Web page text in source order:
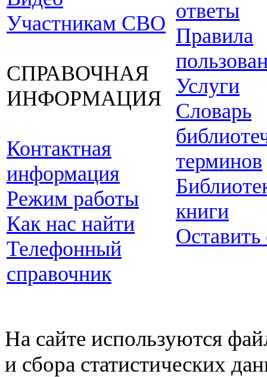
Участникам СВО
СПРАВОЧНАЯ
ИНФОРМАЦИЯ
Контактная
информация
Режим работы
Как нас найти
Телефонный
справочник
ответы
Правила
Услуги
Словарь
терминов
книги
Оставить
На сайте используются
и сбора статистических